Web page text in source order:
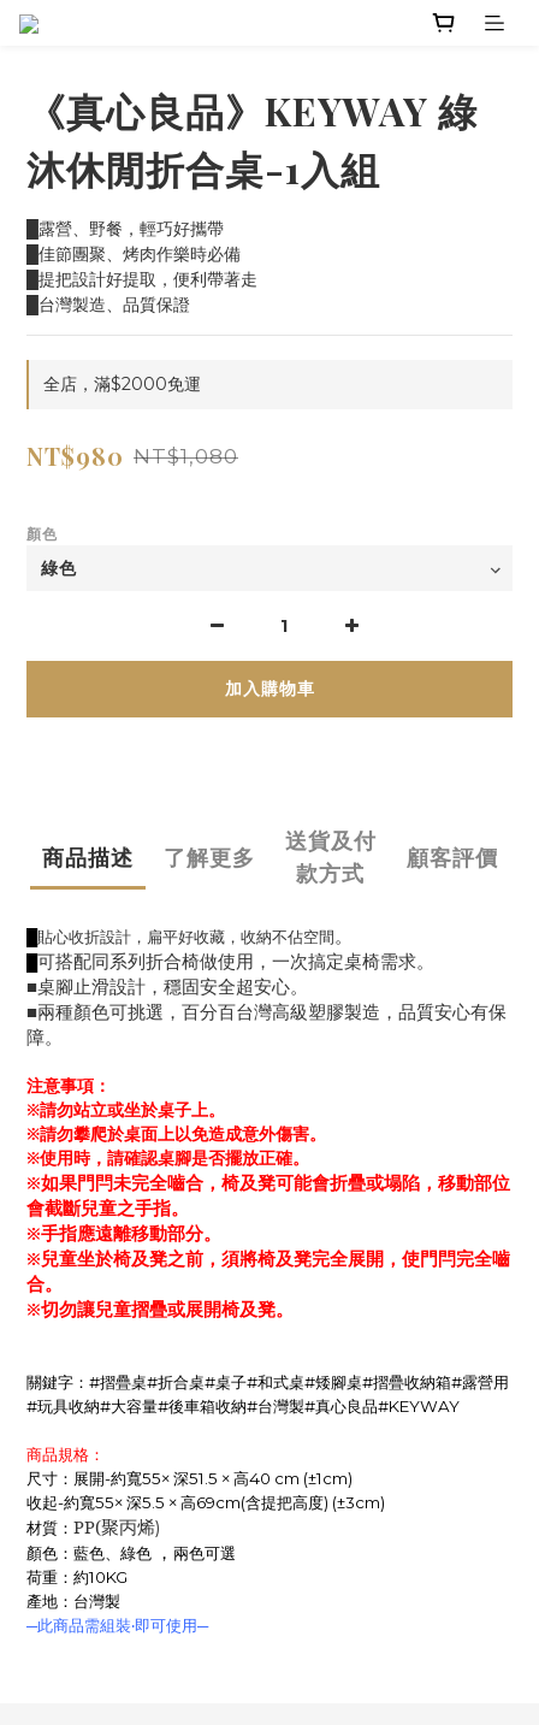
《真心良品》KEYWAY 綠
沐休閒折合桌-1入組
█露營、野餐，輕巧好攜帶
█佳節團聚、烤肉作樂時必備
█提把設計好提取，便利帶著走
█台灣製造、品質保證
全店，滿$2000免運
NT$980 NT$1,080
顏色
加入購物車
商品描述 了解更多
送貨及付
款方式
顧客評價
貼心收折設計，扁平好收藏，收納不佔空間。
可搭配同系列折合椅做使用，一次搞定桌椅需求。
■桌腳止滑設計，穩固安全超安心。
■兩種顏色可挑選，百分百台灣高級塑膠製造，品質安心有保
障。
注意事項：
※請勿站立或坐於桌子上。
※請勿攀爬於桌面上以免造成意外傷害。
※使用時，請確認桌腳是否擺放正確。
※如果門閂未完全嚙合，椅及凳可能會折疊或塌陷，移動部位
會截斷兒童之手指。
※手指應遠離移動部分。
※兒童坐於椅及凳之前，須將椅及凳完全展開，使門閂完全嚙
合。
※切勿讓兒童摺疊或展開椅及凳。
關鍵字： #摺疊桌#折合桌#桌子#和式桌#矮腳桌#摺疊收納箱#露營用
#玩具收納#大容量#後車箱收納#台灣製#真心良品#KEYWAY
商品規格：
尺寸：展開-約寬55× 深51.5 × 高40 cm (±1cm)
收起-約寬55× 深5.5 × 高69cm(含提把高度) (±3cm)
材質： PP(聚丙烯)
顏色：藍色、綠色 ， 兩色可選
荷重：約10KG
產地：台灣製
─此商品需組裝‧即可使用─